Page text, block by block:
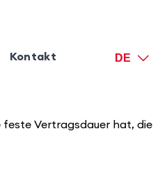
Kontakt DE
feste Vertragsdauer hat, die